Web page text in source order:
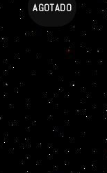
AGOTADO